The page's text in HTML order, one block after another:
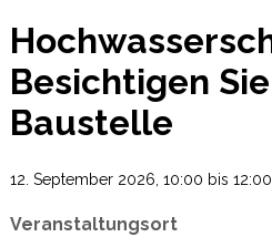
Besichtigen
Baustelle
12. September 2026, 10:00 bis
Veranstaltungsort